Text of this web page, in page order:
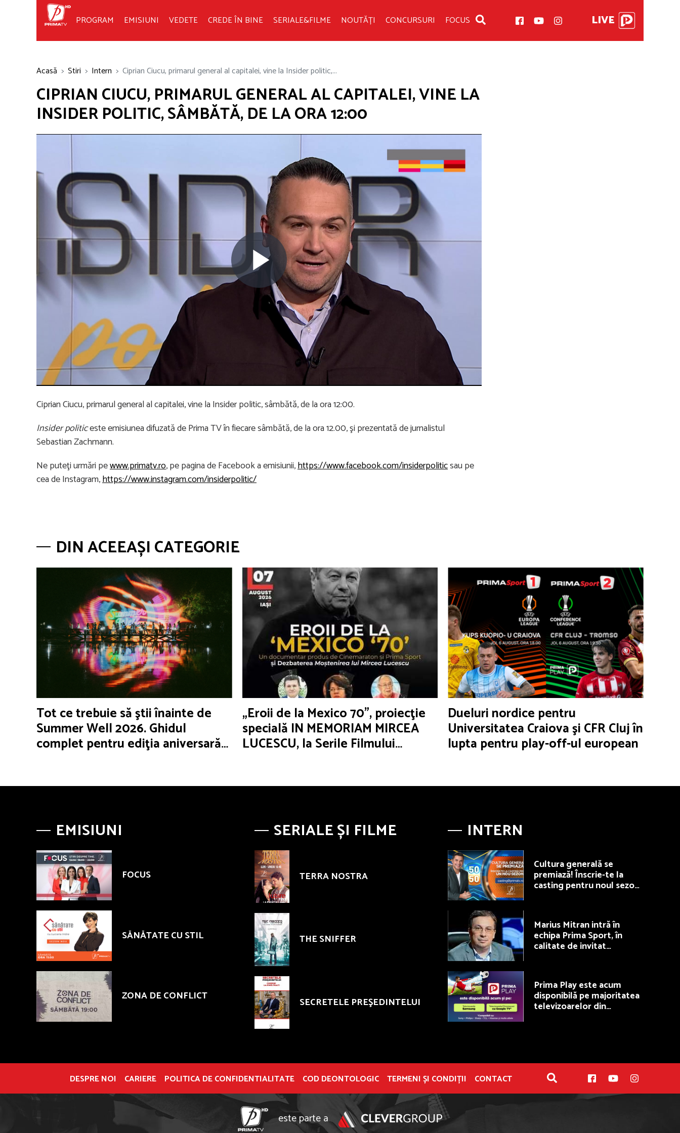
LIVE
PROGRAM EMISIUNI VEDETE CREDE ÎN BINE SERIALE&FILME NOUTĂȚI CONCURSURI FOCUS
Acasă Stiri Intern Ciprian Ciucu, primarul general al capitalei, vine la Insider politic,...
CIPRIAN CIUCU, PRIMARUL GENERAL AL CAPITALEI, VINE LA
INSIDER POLITIC, SÂMBĂTĂ, DE LA ORA 12:00
Play
Video
Ciprian Ciucu, primarul general al capitalei, vine la Insider politic, sâmbătă, de la ora 12:00.
Insider politiceste emisiunea difuzată de Prima TV în fiecare sâmbătă, de la ora 12.00, şi prezentată de jurnalistul
Sebastian Zachmann.
Ne puteţi urmări pewww.primatv.ro, pe pagina de Facebook a emisiunii,https://www.facebook.com/insiderpoliticsau pe
cea de Instagram,https://www.instagram.com/insiderpolitic/
DIN ACEEAȘI CATEGORIE
Tot ce trebuie să ştii înainte de
Summer Well 2026. Ghidul
complet pentru ediţia aniversară
„Eroii de la Mexico 70”, proiecţie
specială IN MEMORIAM MIRCEA
LUCESCU, la Serile Filmului
Dueluri nordice pentru
Universitatea Craiova şi CFR Cluj în
lupta pentru play-off-ul european
EMISIUNI
FOCUS
SĂNĂTATE CU STIL
ZONA DE CONFLICT
SERIALE ȘI FILME
TERRA NOSTRA
THE SNIFFER
SECRETELE PREŞEDINTELUI
INTERN
Cultura generală se
premiază! Înscrie-te la
casting pentru noul sezon
Marius Mitran intră în
echipa Prima Sport, în
calitate de invitat
Prima Play este acum
disponibilă pe majoritatea
televizoarelor din
DESPRE NOI CARIERE POLITICA DE CONFIDENTIALITATE COD DEONTOLOGIC TERMENI ȘI CONDIȚII CONTACT
este parte a